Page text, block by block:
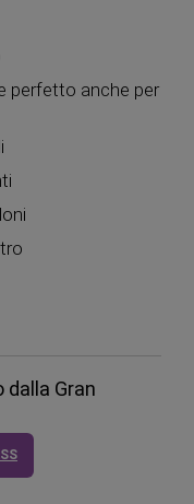
perfetto anche per
Gran